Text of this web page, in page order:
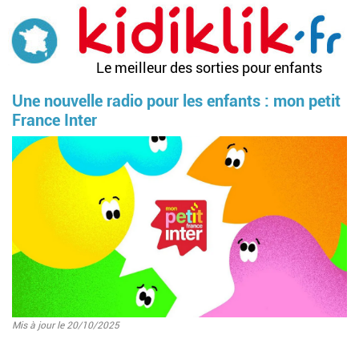
contenu
principal
Le meilleur des sorties pour enfants
Une nouvelle radio pour les enfants : mon petit
France Inter
Image
Mis à jour le 20/10/2025